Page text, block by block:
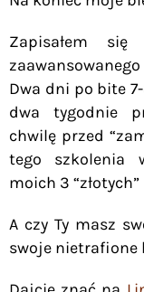
Zapisałem się
Dwa dni po bite
dwa tygodnie
chwilę przed
tego szkolenia
moich 3
A czy Ty masz
swoje nietrafione